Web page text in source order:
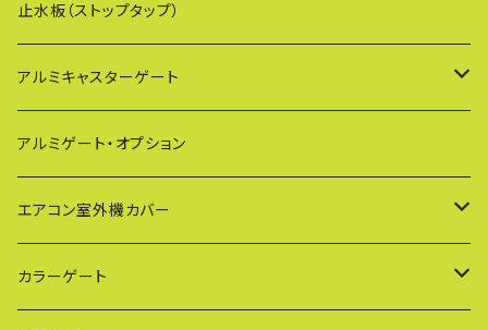
止水板（ストップタップ）
アルミキャスターゲート
EXG（傾斜地対応アルミゲート）
PXG（EXG廉価版/傾斜地対応アルミゲート）
BXGシリーズ（傾斜地対応/家庭用アルミゲート）
アルミゲート・オプション
エアコン室外機カバー
通常サイズ KB90
カラーゲート